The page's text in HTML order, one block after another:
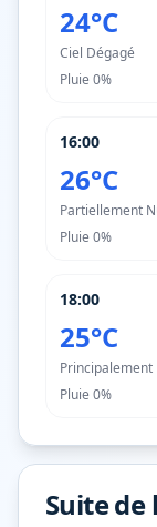
24°C
Ciel Dégagé
Pluie 0%
16:00
26°C
Partiellement
Pluie 0%
18:00
25°C
Principalement
Pluie 0%
Suite de